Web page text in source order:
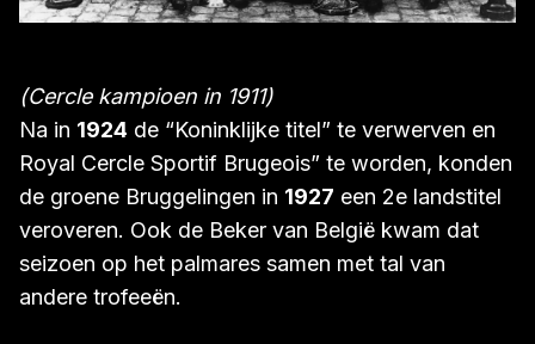
(Cercle kampioen in 1911)
Na in 1924 de “Koninklijke titel” te verwerven en
Royal Cercle Sportif Brugeois” te worden, konden
de groene Bruggelingen in 1927 een 2e landstitel
veroveren. Ook de Beker van België kwam dat
seizoen op het palmares samen met tal van
andere trofeeën.